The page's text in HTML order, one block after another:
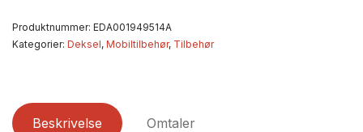
Produktnummer: EDA001949514A
Kategorier: Deksel, Mobiltilbehør, Tilbehør
Beskrivelse Omtaler